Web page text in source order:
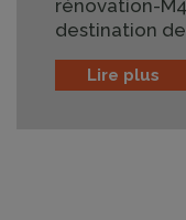
rénovation-
destination
Lire plus